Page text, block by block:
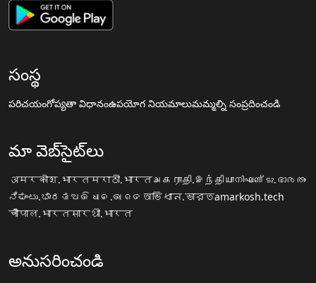
సంస్థ
పరిచయంగోప్యతా విధానంఉపయోగ నియమాలుమమ్మల్ని సంప్రదించండి
మా వెబ్‌సైట్‌లు
अमरकोश.भारतमराठी.भारतஅகராதி.இந்தியாനിഘണ്ടു.ഭാരതം
ನಿಘಂಟು.ಭಾರತ ଅଭିଧାନ.ଭାରତ অভিধান.ভারতamarkosh.tech
चौपाल.भारतसारथी.भारत
అనుసరించండి